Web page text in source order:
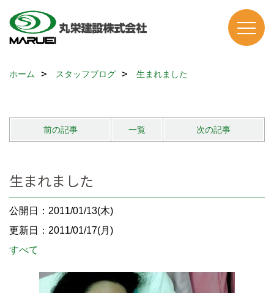
ホーム スタッフブログ 生まれました
前の記事 一覧 次の記事
生まれました
公開日：2011/01/13(木)
更新日：2011/01/17(月)
すべて